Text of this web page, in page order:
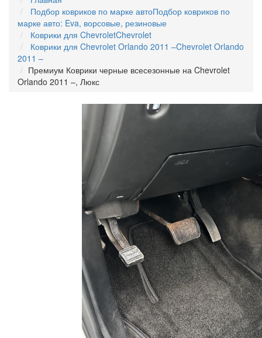
Подбор ковриков по марке автоПодбор ковриков по
марке авто: Eva, ворсовые, резиновые
Коврики для ChevroletChevrolet
Коврики для Chevrolet Orlando 2011 –Chevrolet Orlando
2011 –
Премиум Коврики черные всесезонные на Chevrolet
Orlando 2011 –, Люкс